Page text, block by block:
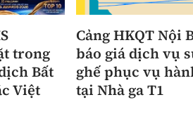
trong
Bất
Việt
Cảng HKQT Nội
báo giá dịch vụ
ghế phục vụ
tại Nhà ga T1